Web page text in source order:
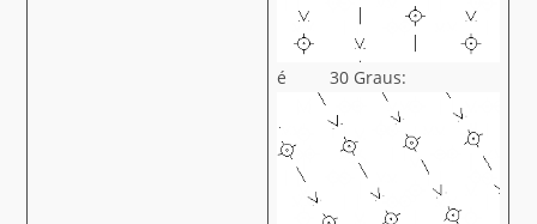
é 30 Graus: